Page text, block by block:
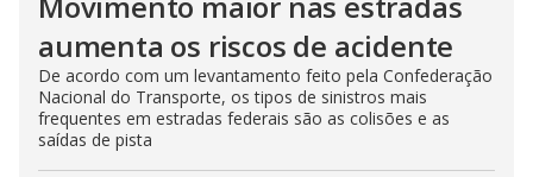
aumenta os riscos de acidente
De acordo com um levantamento feito pela Confederação
Nacional do Transporte, os tipos de sinistros mais
frequentes em estradas federais são as colisões e as
saídas de pista